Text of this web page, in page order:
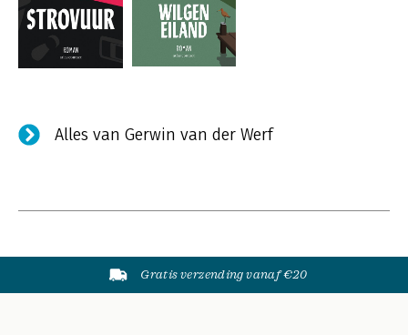
Alles van Gerwin van der Werf
Gratis verzending vanaf €20